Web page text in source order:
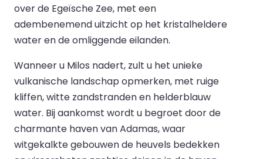
over de Egeïsche Zee, met een
adembenemend uitzicht op het kristalheldere
water en de omliggende eilanden.
Wanneer u Milos nadert, zult u het unieke
vulkanische landschap opmerken, met ruige
kliffen, witte zandstranden en helderblauw
water. Bij aankomst wordt u begroet door de
charmante haven van Adamas, waar
witgekalkte gebouwen de heuvels bedekken